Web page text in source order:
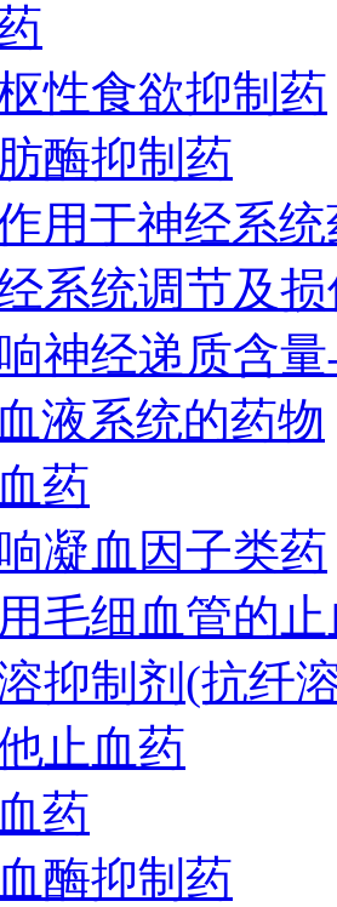
性食欲抑制药
酶抑制药
用于神经系统
系统调节及
神经递质含
液系统的药物
药
凝血因子类药
毛细血管的
抑制剂(抗纤
止血药
药
酶抑制药